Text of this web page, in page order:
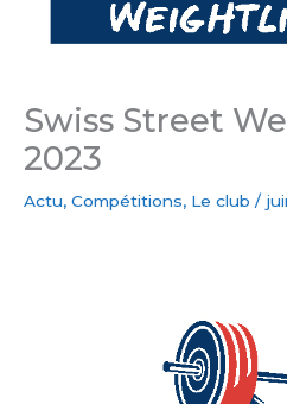
Swiss Street
2023
Actu, Compétitions, Le club /